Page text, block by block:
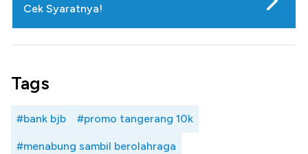
Cek Syaratnya!
Tags
#bank bjb #promo tangerang 10k
#menabung sambil berolahraga